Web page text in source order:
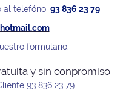
al telefóno 93 836 23 79
formulario.
93 836 23 79